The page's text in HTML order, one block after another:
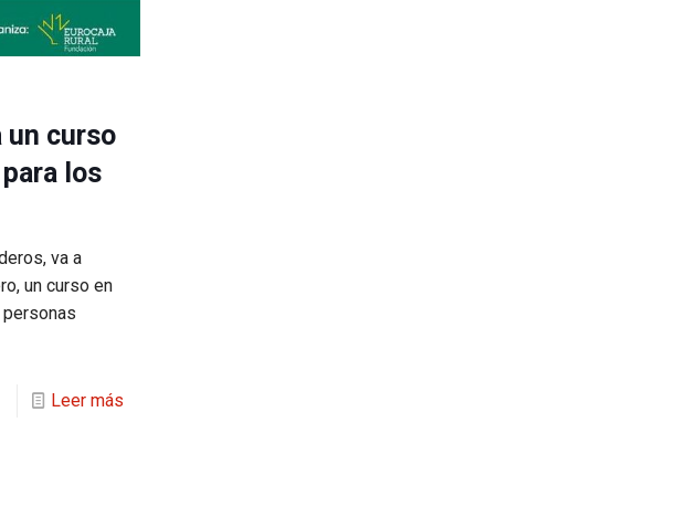
un curso
los
va a
un curso en
Leer más